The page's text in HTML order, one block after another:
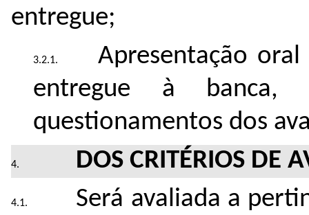
entregue;
Apresentação
entregue à banca,
questionamentos dos
DOS CRITÉRIOS DE
Será avaliada a